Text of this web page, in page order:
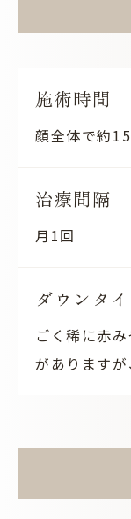
施術時間
顔全体で約
治療間隔
月1回
ダウンタ
ごく稀に赤
がありますが